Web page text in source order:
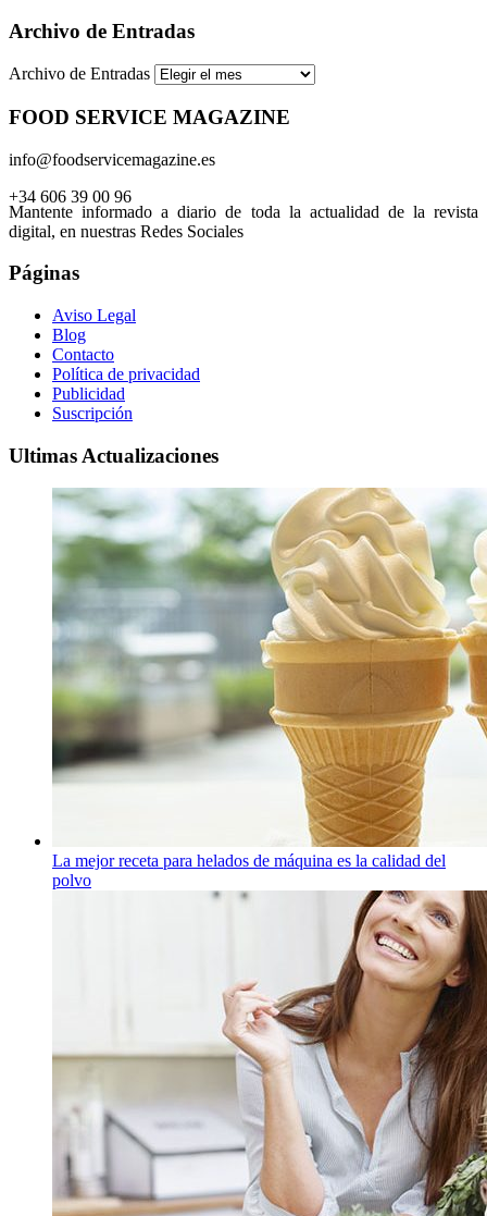
Archivo de Entradas
Archivo de Entradas
FOOD SERVICE MAGAZINE
info@foodservicemagazine.es
+34 606 39 00 96
Mantente informado a diario de toda la actualidad de la revista
digital, en nuestras Redes Sociales
Páginas
Aviso Legal
Blog
Contacto
Política de privacidad
Publicidad
Suscripción
Ultimas Actualizaciones
La mejor receta para helados de máquina es la calidad del
polvo